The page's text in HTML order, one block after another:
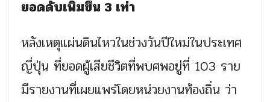
ยอดดับเพิ่มขึ้น 3 เท่า
หลังเหตุแผ่นดินไหวในช่วงวันปีใหม่ในประเทศ
ญี่ปุ่น ที่ยอดผู้เสียชีวิตที่พบศพอยู่ที่ 103 ราย
มีรายงานที่เผยแพร่โดยหน่วยงานท้องถิ่น ว่า